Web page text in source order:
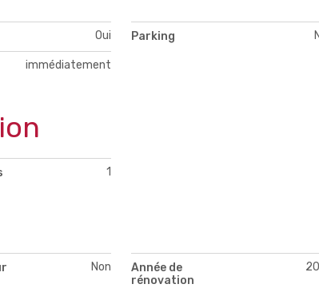
Oui Parking
immédiatement
1
Non
Année de
rénovation